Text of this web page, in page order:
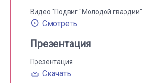
Видео "Подвиг "Молодой гвардии"
Смотреть
Презентация
Презентация
Скачать